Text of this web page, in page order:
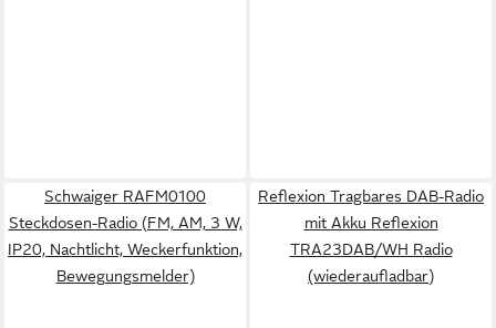
Schwaiger RAFM0100
Steckdosen-Radio (FM, AM, 3 W,
IP20, Nachtlicht, Weckerfunktion,
Bewegungsmelder)
Reflexion Tragbares DAB-Radio
mit Akku Reflexion
TRA23DAB/WH Radio
(wiederaufladbar)